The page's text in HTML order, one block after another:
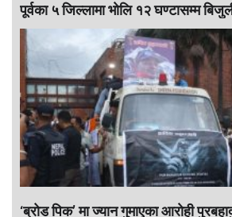
पूर्वका ५ जिल्लामा भाेलि १२ घण्टासम्म
‘ब्रोड पिक’ मा ज्यान गुमाएका आराेही